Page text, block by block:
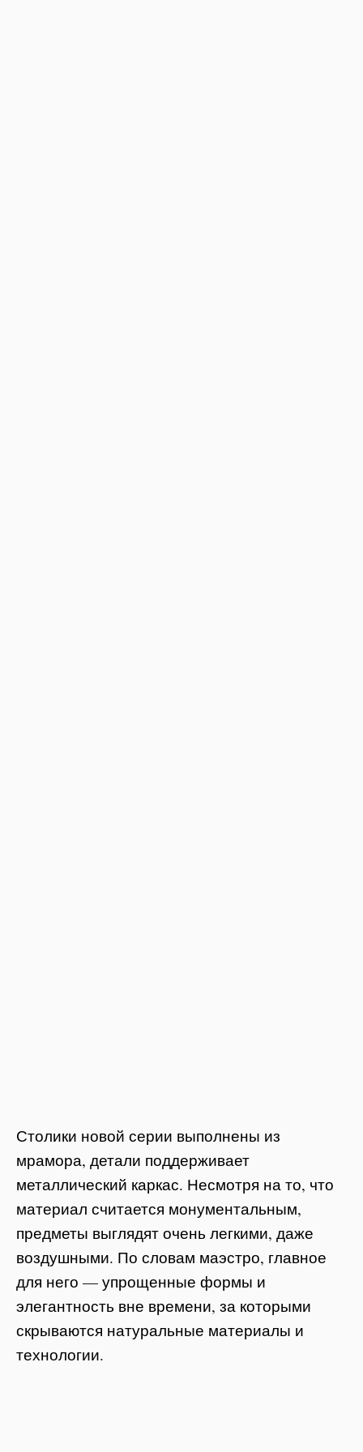
Столики новой серии выполнены из
мрамора, детали поддерживает
металлический каркас. Несмотря на то, что
материал считается монументальным,
предметы выглядят очень легкими, даже
воздушными. По словам маэстро, главное
для него — упрощенные формы и
элегантность вне времени, за которыми
скрываются натуральные материалы и
технологии.